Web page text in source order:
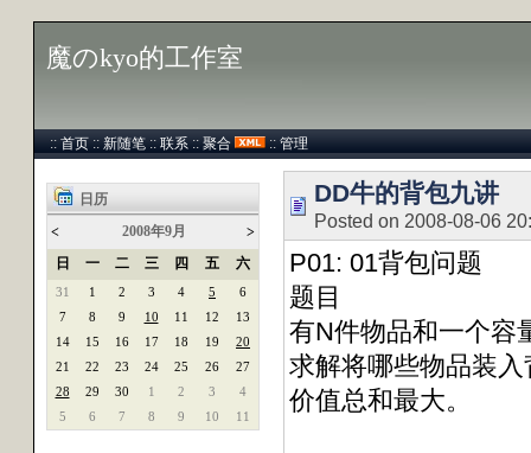
魔のkyo的工作室
:: 首页 :: 新随笔 :: 联系 :: 聚合 :: 管理
日历
<
2008年9月
>
日
一 二 三 四 五 六
31 1 2 3 4 5
6
7
8 9 10 11 12
13
14
15 16 17 18 19
20
21
22 23 24 25 26
27
28
29 30 1 2 3
4
5
6 7 8 9 10 11
DD牛的背包九讲
Posted on 2008-08-06
P01: 01背包问题
题目
有N件物品和一个容
求解将哪些物品装
价值总和最大。